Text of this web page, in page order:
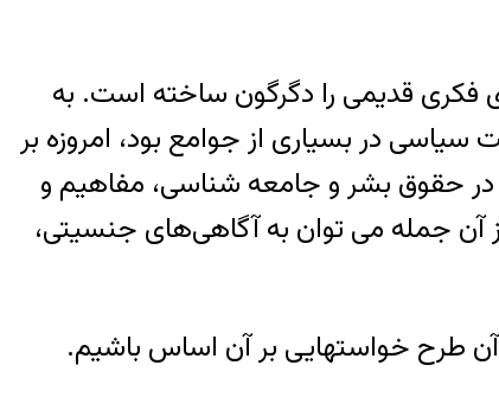
فکری قدیمی را دگرگون ساخته است. به
سیاسی در بسیاری از جوامع بود، امروزه بر
حقوق بشر و جامعه شناسی، مفاهیم و
آن جمله می توان به آگاهی‌های جنسیتی،
آن طرح خواستهایی بر آن اساس باشیم.